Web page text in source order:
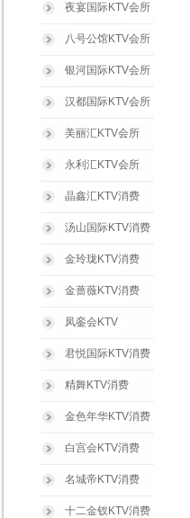
夜宴国际KTV会所
八号公馆KTV会所
银河国际KTV会所
汉都国际KTV会所
美丽汇KTV会所
永利汇KTV会所
晶鑫汇KTV消费
汤山国际KTV消费
金玲珑KTV消费
金蔷薇KTV消费
凤銮会KTV
君悦国际KTV消费
精舞KTV消费
金色年华KTV消费
白宫会KTV消费
名城帝KTV消费
十二金钗KTV消费